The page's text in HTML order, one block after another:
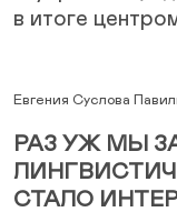
в итоге
Евгения Суслова
РАЗ УЖ МЫ
СТАЛО